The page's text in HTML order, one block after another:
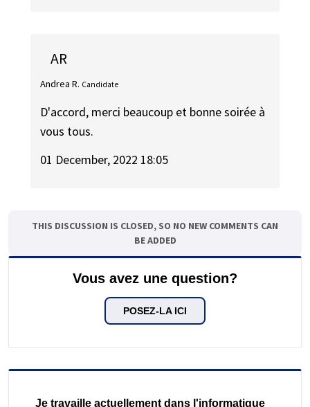
AR
Andrea R. Candidate
D'accord, merci beaucoup et bonne soirée à
vous tous.
01 December, 2022 18:05
THIS DISCUSSION IS CLOSED, SO NO NEW COMMENTS CAN
BE ADDED
Vous avez une question?
POSEZ-LA ICI
Je travaille actuellement dans l'informatique